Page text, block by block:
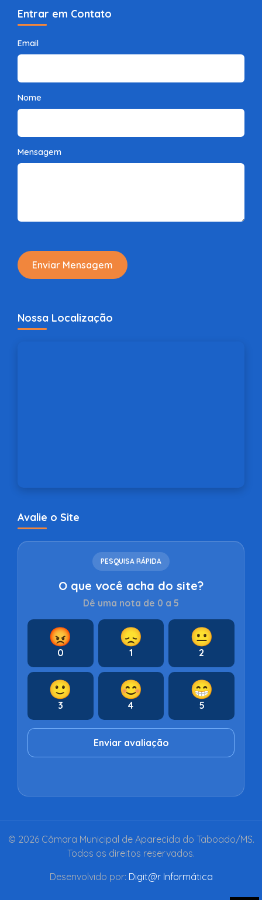
Entrar em Contato
Email
Nome
Mensagem
Enviar Mensagem
Nossa Localização
Avalie o Site
PESQUISA RÁPIDA
O que você acha do site?
Dê uma nota de 0 a 5
😡
0
😞
1
😐
2
🙂
3
😊
4
😁
5
Enviar avaliação
© 2026 Câmara Municipal de Aparecida do Taboado/MS.
Todos os direitos reservados.
Desenvolvido por: Digit@r Informática